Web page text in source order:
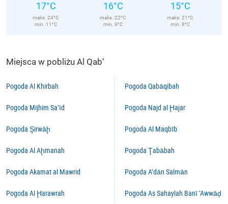
17°C
maks. 24°C
min. 11°C
16°C
maks. 22°C
min. 9°C
15°C
maks. 21°C
min. 8°C
Miejsca w pobliżu Al Qab‘
Pogoda Al Khirbah
Pogoda Mijhim Sa‘īd
Pogoda Şirwāḩ
Pogoda Al Aḩmanah
Pogoda Akamat al Mawrid
Pogoda Al Ḩarawrah
Pogoda Qabāqibah
Pogoda Najd al Ḩajar
Pogoda Al Maqbīb
Pogoda Ţabābah
Pogoda A‘dān Salmān
Pogoda As Sahaylah Banī ‘Awwāḑ